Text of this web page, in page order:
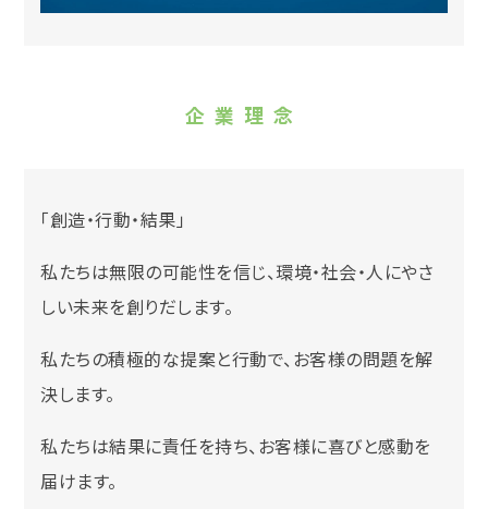
企業理念
「創造・行動・結果」
私たちは無限の可能性を信じ、環境・社会・人にやさ
しい未来を創りだします。
私たちの積極的な提案と行動で、お客様の問題を解
決します。
私たちは結果に責任を持ち、お客様に喜びと感動を
届けます。